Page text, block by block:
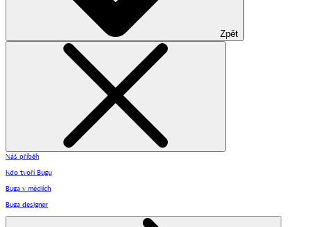
Zpět
Náš příběh
Kdo tvoří Bugu
Buga v médiích
Buga designer